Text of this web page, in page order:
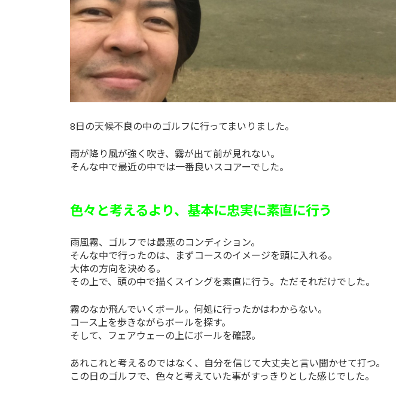
8日の天候不良の中のゴルフに行ってまいりました。
雨が降り風が強く吹き、霧が出て前が見れない。
そんな中で最近の中では一番良いスコアーでした。
色々と考えるより、基本に忠実に素直に行う
雨風霧、ゴルフでは最悪のコンディション。
そんな中で行ったのは、まずコースのイメージを頭に入れる。
大体の方向を決める。
その上で、頭の中で描くスイングを素直に行う。ただそれだけでした。
霧のなか飛んでいくボール。何処に行ったかはわからない。
コース上を歩きながらボールを探す。
そして、フェアウェーの上にボールを確認。
あれこれと考えるのではなく、自分を信じて大丈夫と言い聞かせて打つ。
この日のゴルフで、色々と考えていた事がすっきりとした感じでした。